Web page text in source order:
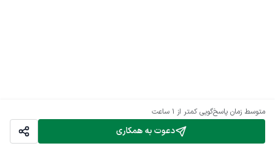
دعوت به همکاری
متوسط زمان پاسخ‌گویی کمتر از 1 ساعت